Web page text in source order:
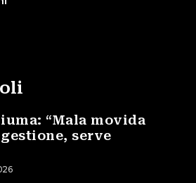
“Mala movida
serve